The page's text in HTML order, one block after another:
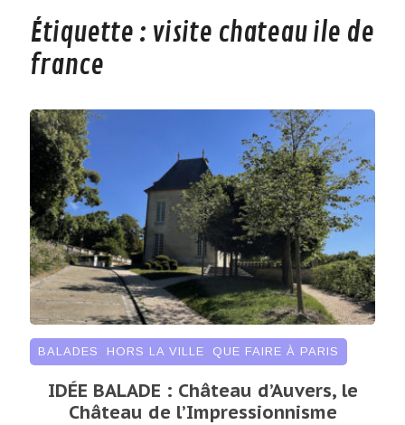
Étiquette : visite chateau ile de
france
BALADES HORS LA VILLE QUE FAIRE À PARIS
IDÉE BALADE : Château d’Auvers, le
Château de l’Impressionnisme